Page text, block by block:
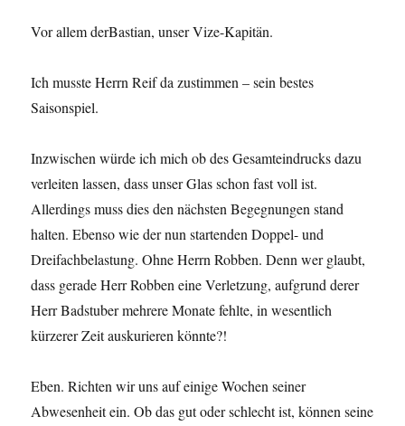
Vor allem derBastian, unser Vize-Kapitän.
Ich musste Herrn Reif da zustimmen – sein bestes
Saisonspiel.
Inzwischen würde ich mich ob des Gesamteindrucks dazu
verleiten lassen, dass unser Glas schon fast voll ist.
Allerdings muss dies den nächsten Begegnungen stand
halten. Ebenso wie der nun startenden Doppel- und
Dreifachbelastung. Ohne Herrn Robben. Denn wer glaubt,
dass gerade Herr Robben eine Verletzung, aufgrund derer
Herr Badstuber mehrere Monate fehlte, in wesentlich
kürzerer Zeit auskurieren könnte?!
Eben. Richten wir uns auf einige Wochen seiner
Abwesenheit ein. Ob das gut oder schlecht ist, können seine